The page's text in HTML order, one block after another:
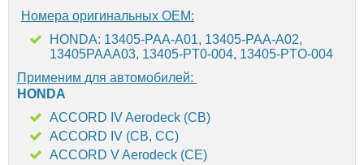
Номера оригинальных OEM:
HONDA: 13405-PAA-A01, 13405-PAA-A02,
13405PAAA03, 13405-PT0-004, 13405-PTO-004
Применим для автомобилей:
HONDA
ACCORD IV Aerodeck (CB)
ACCORD IV (CB, CC)
ACCORD V Aerodeck (CE)